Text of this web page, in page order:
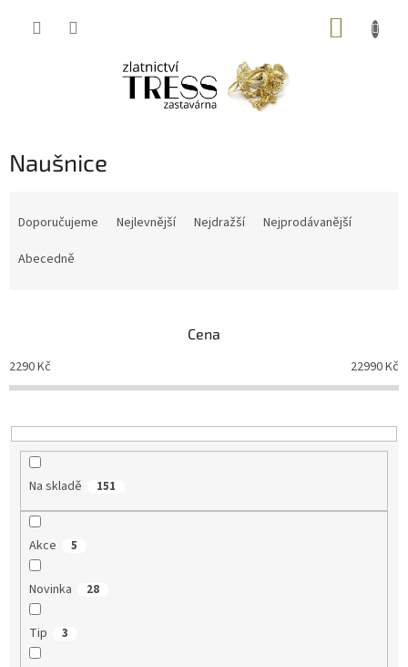
Naušnice
o
d
k
t
Doporučujeme Nejlevnější Nejdražší
Nejprodávanější
Abecedně
Cena
2290Kč 22990Kč
Na skladě 151
Akce 5
Novinka 28
Tip 3